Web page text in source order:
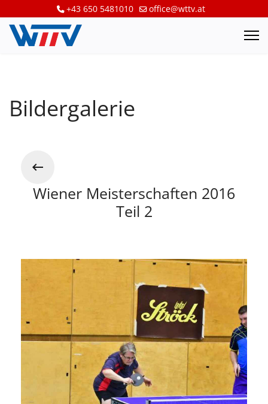
+43 650 5481010 office@wttv.at
Bildergalerie
Wiener Meisterschaften 2016
Teil 2